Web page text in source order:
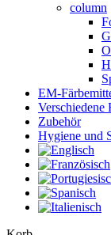
column
EM-
Verschiedene
Zubehör
Hygiene und